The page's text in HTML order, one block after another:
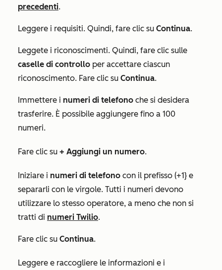
precedenti.
Leggere i requisiti. Quindi, fare clic su Continua.
Leggete i riconoscimenti. Quindi, fare clic sulle
caselle di controllo per accettare ciascun
riconoscimento. Fare clic su Continua.
Immettere i numeri di telefono che si desidera
trasferire. È possibile aggiungere fino a 100
numeri.
Fare clic su + Aggiungi un numero.
Iniziare i numeri di telefono con il prefisso (+1} e
separarli con le virgole. Tutti i numeri devono
utilizzare lo stesso operatore, a meno che non si
tratti di numeri Twilio.
Fare clic su Continua.
Leggere e raccogliere le informazioni e i